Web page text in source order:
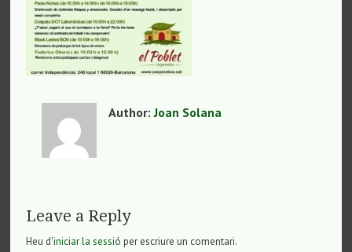
Author:Joan Solana
Leave a Reply
Heu d'iniciar la sessió per escriure un comentari.